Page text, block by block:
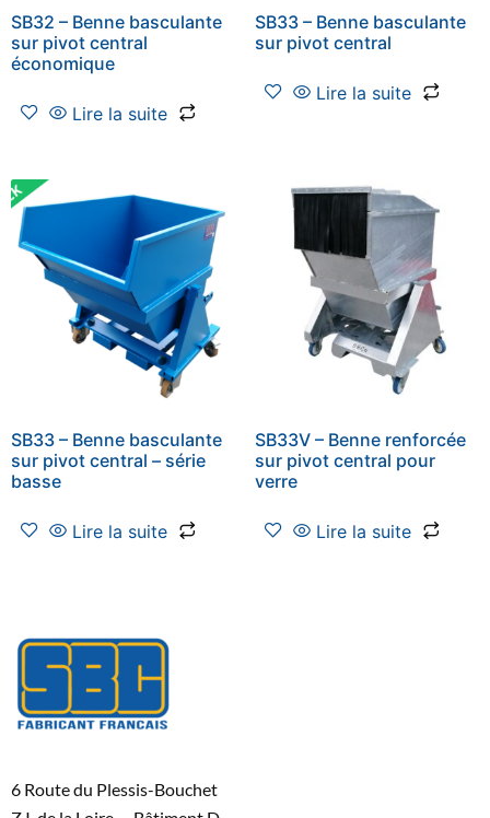
SB32 – Benne basculante
sur pivot central
économique
Lire la suite
SB33 – Benne basculante
sur pivot central
Lire la suite
SB33 – Benne basculante
sur pivot central – série
basse
Lire la suite
SB33V – Benne renforcée
sur pivot central pour
verre
Lire la suite
6 Route du Plessis-Bouchet